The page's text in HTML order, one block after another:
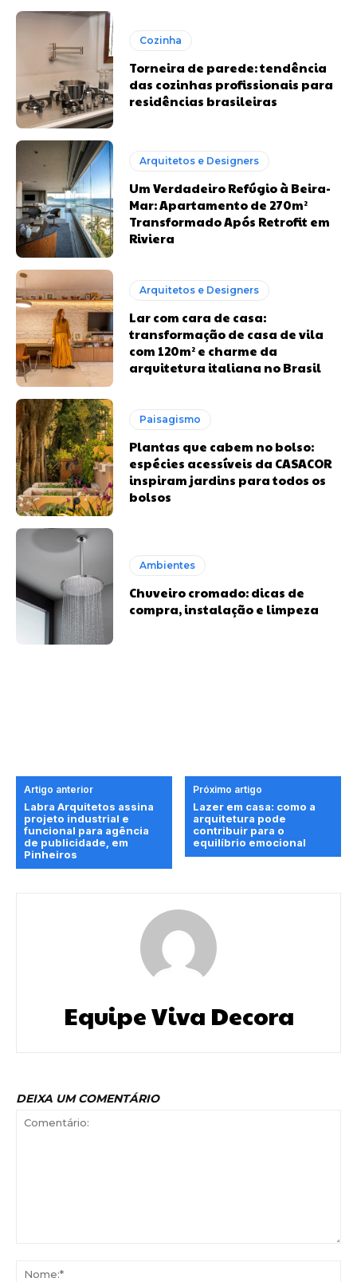
Cozinha
Torneira de parede: tendência
das cozinhas profissionais para
residências brasileiras
Arquitetos e Designers
Um Verdadeiro Refúgio à Beira-
Mar: Apartamento de 270m²
Transformado Após Retrofit em
Riviera
Arquitetos e Designers
Lar com cara de casa:
transformação de casa de vila
com 120m² e charme da
arquitetura italiana no Brasil
Paisagismo
Plantas que cabem no bolso:
espécies acessíveis da CASACOR
inspiram jardins para todos os
bolsos
Ambientes
Chuveiro cromado: dicas de
compra, instalação e limpeza
Artigo anterior
Labra Arquitetos assina
projeto industrial e
funcional para agência
de publicidade, em
Pinheiros
Próximo artigo
Lazer em casa: como a
arquitetura pode
contribuir para o
equilíbrio emocional
Equipe Viva Decora
DEIXA UM COMENTÁRIO